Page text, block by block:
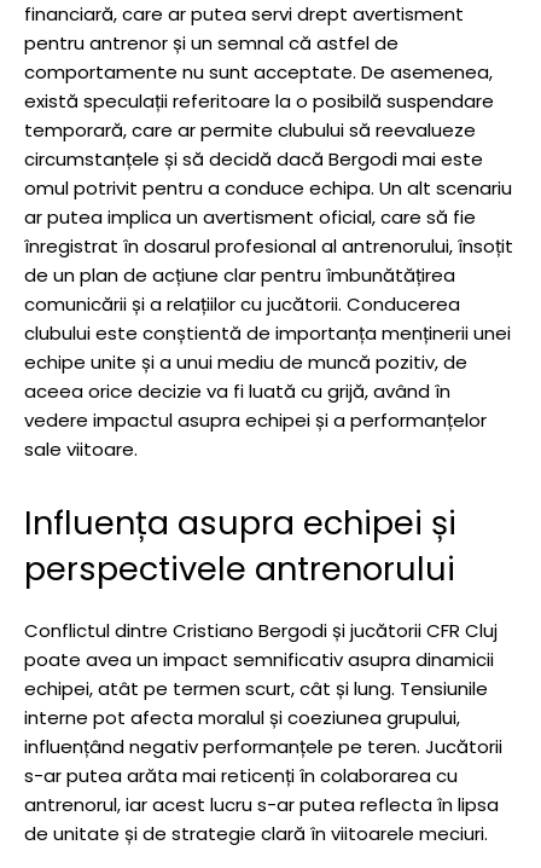
financiară, care ar putea servi drept avertisment
pentru antrenor și un semnal că astfel de
comportamente nu sunt acceptate. De asemenea,
există speculații referitoare la o posibilă suspendare
temporară, care ar permite clubului să reevalueze
circumstanțele și să decidă dacă Bergodi mai este
omul potrivit pentru a conduce echipa. Un alt scenariu
ar putea implica un avertisment oficial, care să fie
înregistrat în dosarul profesional al antrenorului, însoțit
de un plan de acțiune clar pentru îmbunătățirea
comunicării și a relațiilor cu jucătorii. Conducerea
clubului este conștientă de importanța menținerii unei
echipe unite și a unui mediu de muncă pozitiv, de
aceea orice decizie va fi luată cu grijă, având în
vedere impactul asupra echipei și a performanțelor
sale viitoare.
Influența asupra echipei și
perspectivele antrenorului
Conflictul dintre Cristiano Bergodi și jucătorii CFR Cluj
poate avea un impact semnificativ asupra dinamicii
echipei, atât pe termen scurt, cât și lung. Tensiunile
interne pot afecta moralul și coeziunea grupului,
influențând negativ performanțele pe teren. Jucătorii
s-ar putea arăta mai reticenți în colaborarea cu
antrenorul, iar acest lucru s-ar putea reflecta în lipsa
de unitate și de strategie clară în viitoarele meciuri.